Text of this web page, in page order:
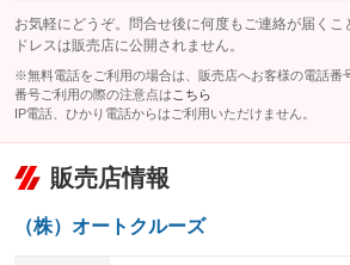
チップアップシート
：装備なし オッ
：装備
電動格納サードシート
：装備なし シート
：装
ウォークスルー
：装備なし ：装備
シートエアコン
サイドカメラ
：装備なし
お気軽にどうぞ。問合せ後に何度もご連絡が届く
ドレスは販売店に公開されません。
※無料電話をご利用の場合は、販売店へお客様の電話番
番号ご利用の際の注意点は こちら
IP電話、ひかり電話からはご利用いただけません。
販売店情報
（株）オートクルーズ